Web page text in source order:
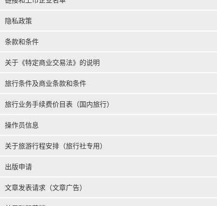
隐私政策
条款和条件
关于《特定商业交易法》的说明
旅行条件及商业条款和条件
旅行业务手续费价目表（国内旅行）
操作员信息
关于旅游行程安排（旅行社专用）
出版申请
文章发表请求（文章广告）